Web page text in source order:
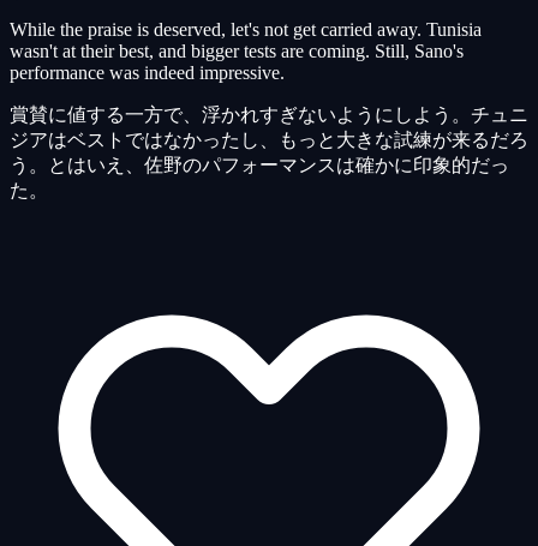
While the praise is deserved, let's not get carried away. Tunisia
wasn't at their best, and bigger tests are coming. Still, Sano's
performance was indeed impressive.
賞賛に値する一方で、浮かれすぎないようにしよう。チュニ
ジアはベストではなかったし、もっと大きな試練が来るだろ
う。とはいえ、佐野のパフォーマンスは確かに印象的だっ
た。